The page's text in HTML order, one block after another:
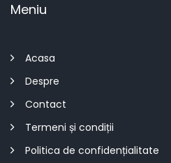
Meniu
Acasa
Despre
Contact
Termeni și condiții
Politica de confidențialitate